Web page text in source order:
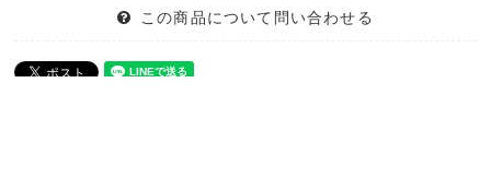
この商品について問い合わせる